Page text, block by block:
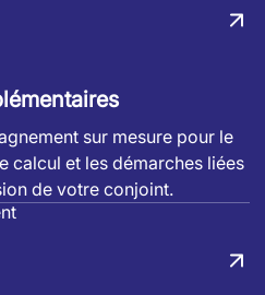
sur mesure pour le
calcul et les démarches liées
de votre conjoint.